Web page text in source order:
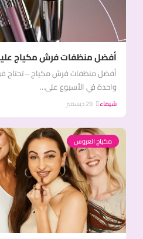
أفضل منظفات فرش مكياج
أفضل منظفات فرش مكياج – تحتاج
واحدة في الأسبوع على...
شيماء
مكياج العروس